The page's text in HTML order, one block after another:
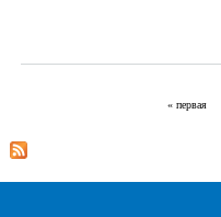
« первая